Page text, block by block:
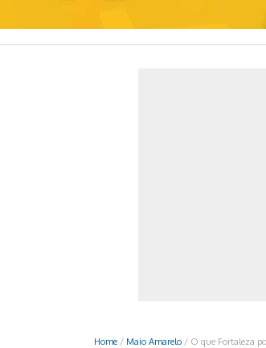
Home / Maio Amarelo / O que Fortaleza